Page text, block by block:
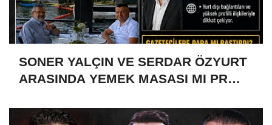
SONER YALÇIN VE SERDAR ÖZYURT
ARASINDA YEMEK MASASI MI PR